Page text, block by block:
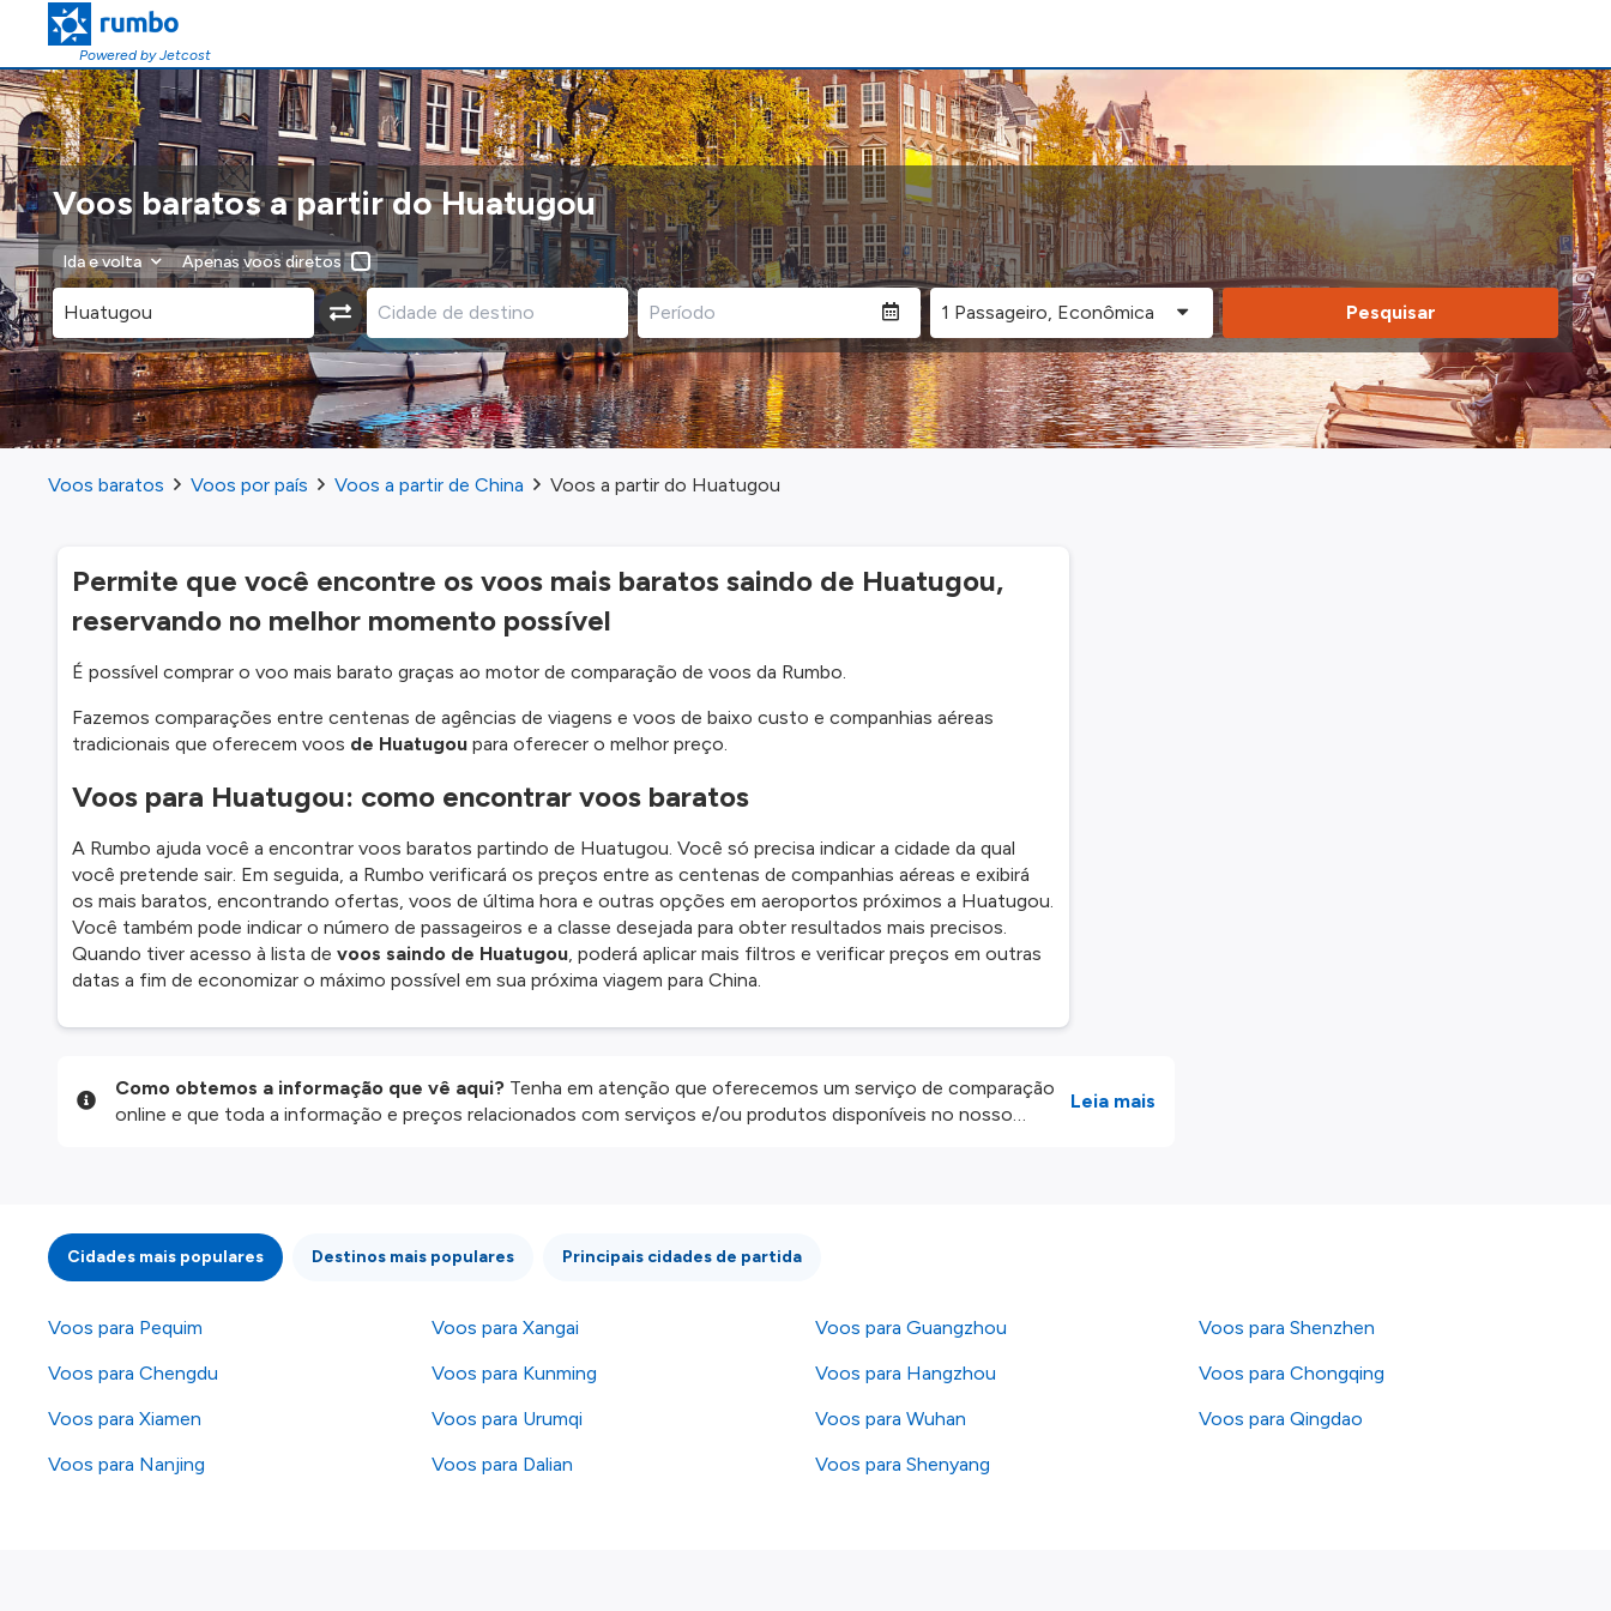
Powered by Jetcost
Voos baratos a partir do Huatugou
Ida e volta Apenas voos diretos
Pesquisar
Voos baratos Voos por país Voos a partir de China Voos a partir do Huatugou
Permite que você encontre os voos mais baratos saindo de Huatugou,
reservando no melhor momento possível
É possível comprar o voo mais barato graças ao motor de comparação de voos da Rumbo.
Fazemos comparações entre centenas de agências de viagens e voos de baixo custo e companhias aéreas
tradicionais que oferecem voos de Huatugou para oferecer o melhor preço.
Voos para Huatugou: como encontrar voos baratos
A Rumbo ajuda você a encontrar voos baratos partindo de Huatugou. Você só precisa indicar a cidade da qual
você pretende sair. Em seguida, a Rumbo verificará os preços entre as centenas de companhias aéreas e exibirá
os mais baratos, encontrando ofertas, voos de última hora e outras opções em aeroportos próximos a Huatugou.
Você também pode indicar o número de passageiros e a classe desejada para obter resultados mais precisos.
Quando tiver acesso à lista de voos saindo de Huatugou, poderá aplicar mais filtros e verificar preços em outras
datas a fim de economizar o máximo possível em sua próxima viagem para China.
Como obtemos a informação que vê aqui? Tenha em atenção que oferecemos um serviço de comparação
online e que toda a informação e preços relacionados com serviços e/ou produtos disponíveis no nosso
Leia mais
Cidades mais populares Destinos mais populares Principais cidades de partida
Voos para Pequim Voos para Xangai Voos para Guangzhou
Voos para Shenzhen
Voos para Chengdu
Voos para Kunming Voos para Hangzhou
Voos para Chongqing
Voos para Xiamen
Voos para Urumqi Voos para Wuhan
Voos para Qingdao
Voos para Nanjing
Voos para Dalian Voos para Shenyang